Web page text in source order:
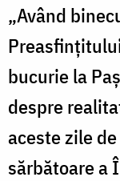
„Având
bucurie la
despre
aceste zile
sărbătoare a